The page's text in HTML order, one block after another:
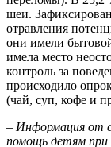
шеи.
отравления
они имели
имела место
контроль за
происходило
(чай, суп, кофе и
– Информация от
помощь детям при